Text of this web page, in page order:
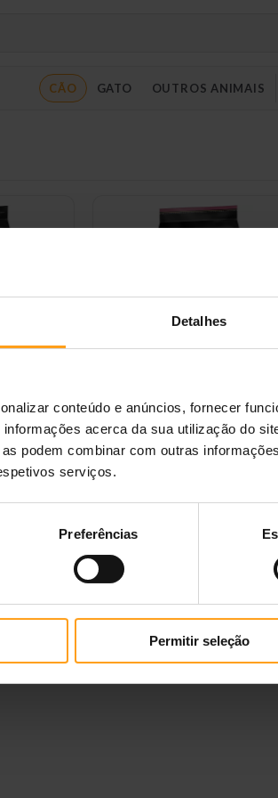
Detalhes
conteúdo e anúncios, fornecer
informações acerca da sua utilização do
podem combinar com outras
serviços.
Preferências
Permitir seleção
CÃO GATO OUTROS ANIMAIS
Adult 7+
Pro Plan Medium & Large
14 Kg